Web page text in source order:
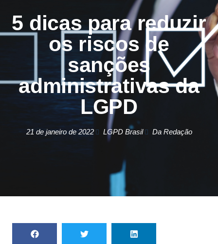
5 dicas para reduzir
os riscos de
sanções
administrativas da
LGPD
21 de janeiro de 2022 LGPD Brasil Da Redação